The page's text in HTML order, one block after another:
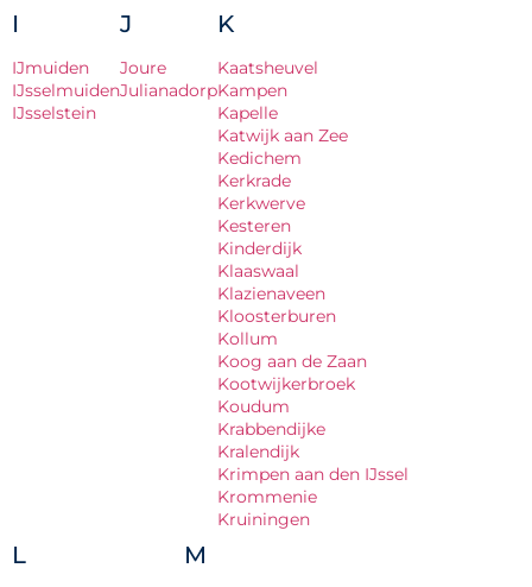
I
IJmuiden
IJsselmuiden
IJsselstein
J
Joure
Julianadorp
K
Kaatsheuvel
Kampen
Kapelle
Katwijk aan Zee
Kedichem
Kerkrade
Kerkwerve
Kesteren
Kinderdijk
Klaaswaal
Klazienaveen
Kloosterburen
Kollum
Koog aan de Zaan
Kootwijkerbroek
Koudum
Krabbendijke
Kralendijk
Krimpen aan den IJssel
Krommenie
Kruiningen
L M